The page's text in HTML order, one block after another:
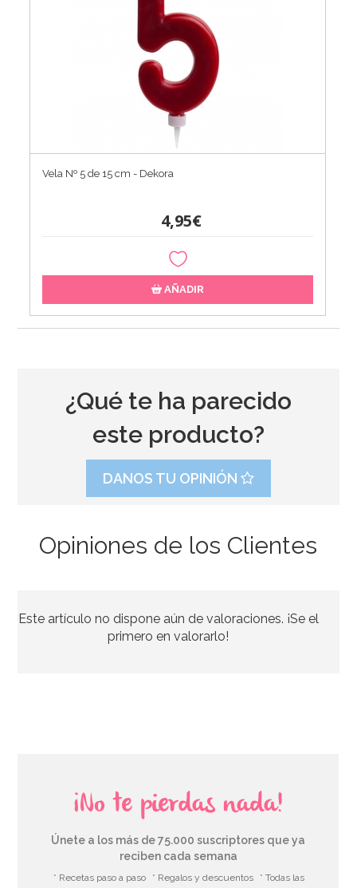
Vela Nº 5 de 15 cm - Dekora
4,95€
AÑADIR
1,75€
¿Qué te ha parecido
este producto?
DANOS TU OPINIÓN
Opiniones de los Clientes
Este artículo no dispone aún de valoraciones. ¡Se el
primero en valorarlo!
¡No te pierdas nada!
Únete a los más de 75.000 suscriptores que ya
reciben cada semana
* Recetas paso a paso * Regalos y descuentos
* Todas las